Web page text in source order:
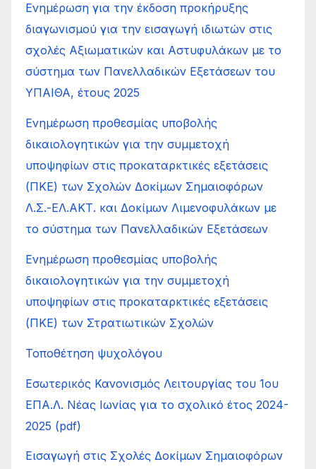
Ενημέρωση για την έκδοση προκήρυξης
διαγωνισμού για την εισαγωγή ιδιωτών στις
σχολές Αξιωματικών και Αστυφυλάκων με το
σύστημα των Πανελλαδικών Εξετάσεων του
ΥΠΑΙΘΑ, έτους 2025
Ενημέρωση προθεσμίας υποβολής
δικαιολογητικών για την συμμετοχή
υποψηφίων στις προκαταρκτικές εξετάσεις
(ΠΚΕ) των Σχολών Δοκίμων Σημαιοφόρων
Λ.Σ.-ΕΛ.ΑΚΤ. και Δοκίμων Λιμενοφυλάκων με
το σύστημα των Πανελλαδικών Εξετάσεων
Ενημέρωση προθεσμίας υποβολής
δικαιολογητικών για την συμμετοχή
υποψηφίων στις προκαταρκτικές εξετάσεις
(ΠΚΕ) των Στρατιωτικών Σχολών
Τοποθέτηση ψυχολόγου
Εσωτερικός Κανονισμός Λειτουργίας του 1ου
ΕΠΑ.Λ. Νέας Ιωνίας για το σχολικό έτος 2024-
2025 (pdf)
Εισαγωγή στις Σχολές Δοκίμων Σημαιοφόρων